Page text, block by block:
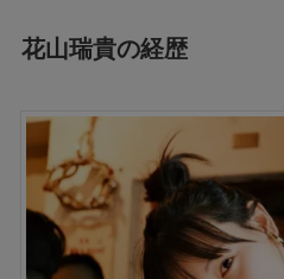
花山瑞貴の経歴